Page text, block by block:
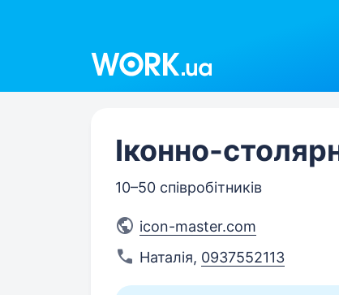
Іконно-
10–50 співробітників
icon-master.com
Наталія, 0937552113